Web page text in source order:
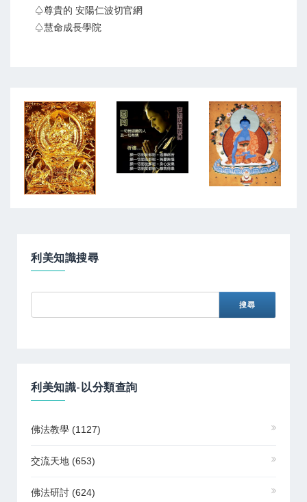
♤尊貴的 安陽仁波切官網
♤慧命成長學院
利美知識搜尋
利美知識-以分類查詢
佛法教學 (1127)
交流天地 (653)
佛法研討 (624)